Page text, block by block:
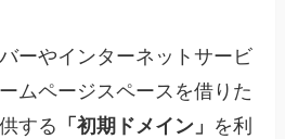
ーやインターネットサービ
ムページスペースを借りた
する 「初期ドメイン」 を利